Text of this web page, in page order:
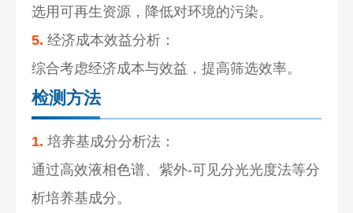
选用可再生资源，降低对环境的污染。
5. 经济成本效益分析：
综合考虑经济成本与效益，提高筛选效率。
检测方法
1. 培养基成分分析法：
通过高效液相色谱、紫外-可见分光光度法等分
析培养基成分。